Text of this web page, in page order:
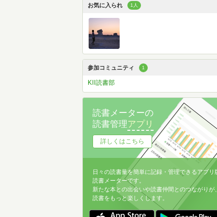
お気に入られ 1人
参加コミュニティ 1
KII読書部
読書メーターの
読書管理アプリ
詳しくはこちら
日々の読書量を簡単に記録・管理できるアプリ
読書メーターです。
新たな本との出会いや読書仲間とのつながりが
読書をもっと楽しくします。